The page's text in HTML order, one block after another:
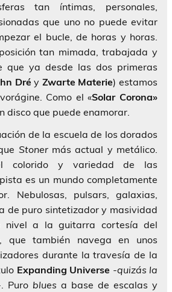
tan íntimas, personales,
que uno no puede evitar
el bucle, de horas y horas.
tan mimada, trabajada y
que ya desde las dos primeras
Dré y Zwarte Materie) estamos
Como el «Solar Corona»
disco que puede enamorar.
de la escuela de los dorados
Stonermás actual y metálico.
colorido y variedad de las
es un mundo completamente
Nebulosas, pulsars, galaxias,
de puro sintetizador y masividad
nivel a la guitarra cortesía del
, que también navega en unos
durante la travesía de la
Expanding Universe -quizás la
. Puro blues a base de escalas y